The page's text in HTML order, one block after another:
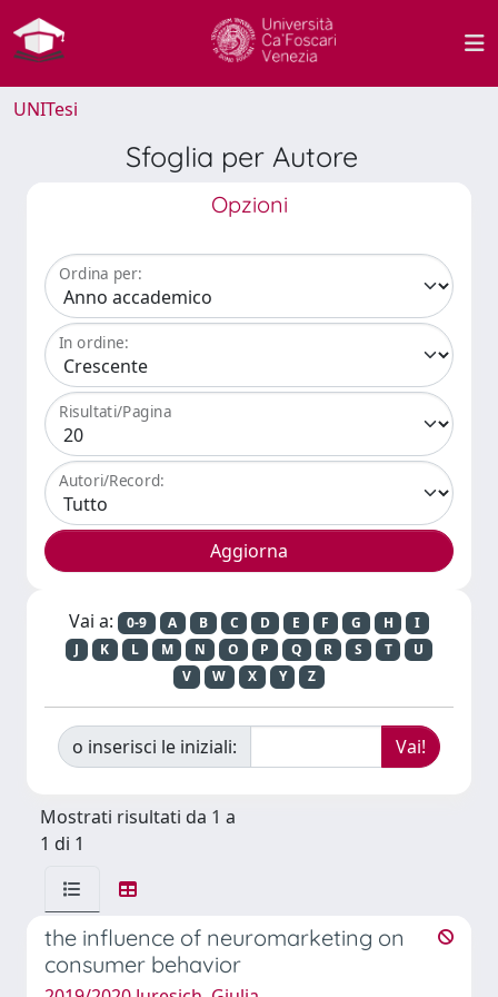
UNITesi
Sfoglia per Autore
Opzioni
Ordina per:
In ordine:
Risultati/Pagina
Autori/Record:
Vai a: 0-9 A B C D E F G H
I
J
K L M N O P Q R S T
U
V
W X Y Z
o inserisci le iniziali:
Mostrati risultati da 1 a
1 di 1
the influence of neuromarketing on
consumer behavior